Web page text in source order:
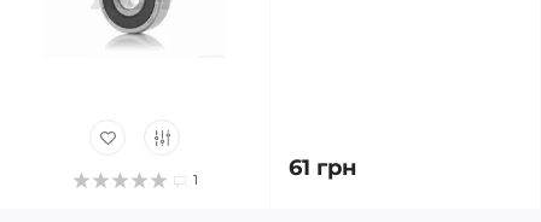
1 61 грн